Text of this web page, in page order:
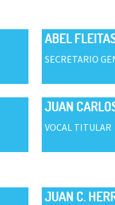
ABEL
SECRETARIO
JUAN
VOCAL TITULAR
JUAN C.